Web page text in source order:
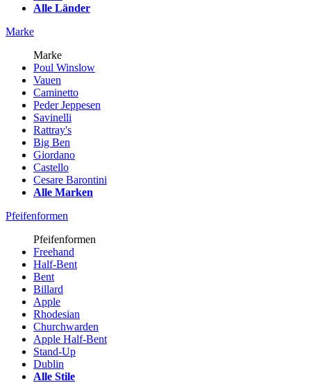
Alle Länder
Marke
Marke
Poul Winslow
Vauen
Caminetto
Peder Jeppesen
Savinelli
Rattray's
Big Ben
Giordano
Castello
Cesare Barontini
Alle Marken
Pfeifenformen
Pfeifenformen
Freehand
Half-Bent
Bent
Billard
Apple
Rhodesian
Churchwarden
Apple Half-Bent
Stand-Up
Dublin
Alle Stile